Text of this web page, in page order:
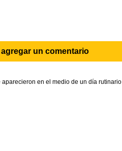
un comentario
en el medio de un día rutinario